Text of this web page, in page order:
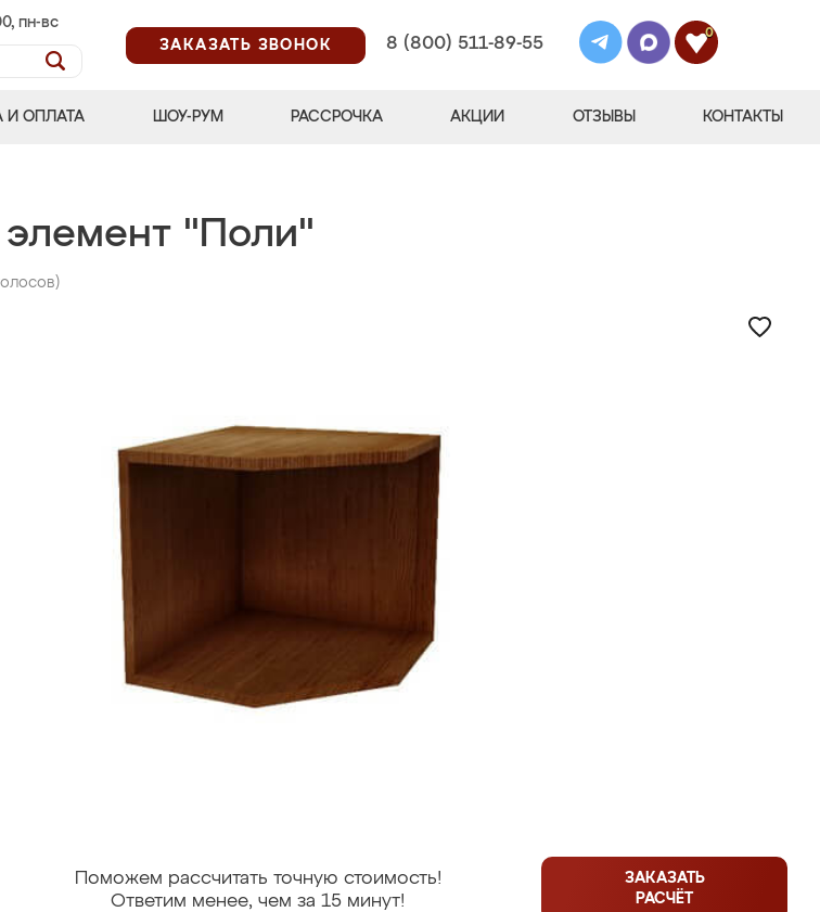
пн-вс
ЗАКАЗАТЬ ЗВОНОК
8 (800) 511-89-55
0
И ОПЛАТА ШОУ-РУМ РАССРОЧКА АКЦИИ ОТЗЫВЫ КОНТАКТЫ
элемент "Поли"
Поможем рассчитать точную стоимость!
Ответим менее, чем за 15 минут!
ЗАКАЗАТЬ
РАСЧЁТ